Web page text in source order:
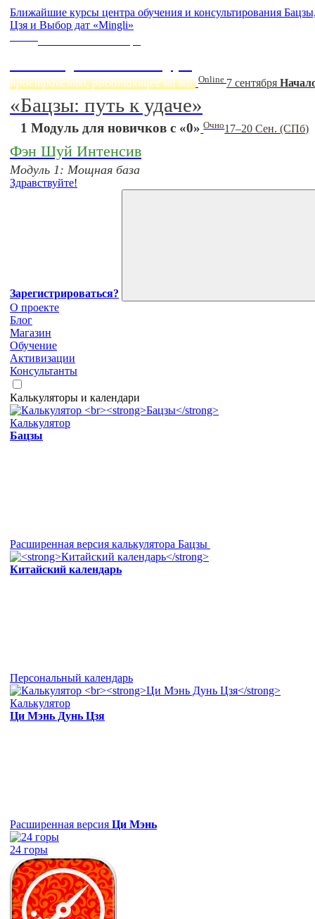
Ближайшие курсы центра обучения и консультирования
Цзя и Выбор дат «Mingli»
пространство, работающее на вас Online 7 сентября
«Бацзы: путь к удаче»
1 Модуль для новичков с «0» Очно17–20 Сен. (СПб)
Фэн Шуй Интенсив
Модуль 1: Мощная база
Здравствуйте!
Зарегистрироваться?
О проекте
Блог
Магазин
Обучение
Активизации
Консультанты
Калькуляторы и календари
Калькулятор
Бацзы
Расширенная версия калькулятора Бацзы
Китайский календарь
Персональный календарь
Калькулятор
Ци Мэнь Дунь Цзя
Расширенная версия Ци Мэнь
24 горы